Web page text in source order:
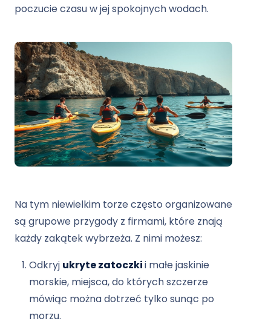
poczucie czasu w jej spokojnych wodach.
Na tym niewielkim torze często organizowane
są grupowe przygody z firmami, które znają
każdy zakątek wybrzeża. Z nimi możesz:
Odkryj ukryte zatoczkii małe jaskinie
morskie, miejsca, do których szczerze
mówiąc można dotrzeć tylko sunąc po
morzu.